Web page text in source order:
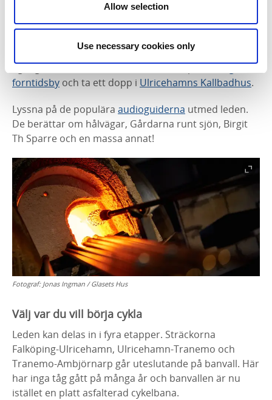
Allow selection
Use necessary cookies only
Förutom all vacker natur och god mat finns det en hel
del historiska och kulturella platser att upptäcka längs
beryktade slottsspöket påTorpa Stenhus
eget glas iLimmared, lev stenåldersliv påEkehagens
forntidsby och ta ett dopp i Ulricehamns Kallbadhus.
Lyssna på de populära audioguiderna utmed leden.
De berättar om hålvägar, Gårdarna runt sjön, Birgit
Th Sparre och en massa annat!
Fotograf: Jonas Ingman / Glasets Hus
Välj var du vill börja cykla
Leden kan delas in i fyra etapper. Sträckorna
Falköping-Ulricehamn, Ulricehamn-Tranemo och
Tranemo-Ambjörnarp går uteslutande på banvall. Här
har inga tåg gått på många år och banvallen är nu
istället en platt asfalterad cykelbana.